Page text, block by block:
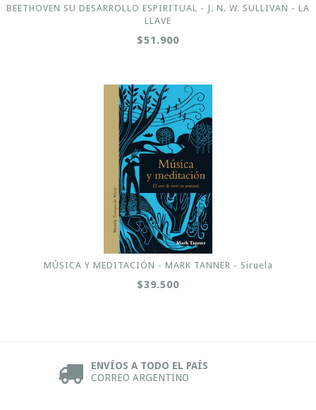
BEETHOVEN SU DESARROLLO ESPIRITUAL - J. N. W. SULLIVAN - LA
LLAVE
$51.900
MÚSICA Y MEDITACIÓN - MARK TANNER - Siruela
$39.500
ENVÍOS A TODO EL PAÍS
CORREO ARGENTINO